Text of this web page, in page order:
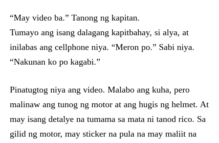
“May video ba.” Tanong ng kapitan.
Tumayo ang isang dalagang kapitbahay, si alya, at
inilabas ang cellphone niya. “Meron po.” Sabi niya.
“Nakunan ko po kagabi.”
Pinatugtog niya ang video. Malabo ang kuha, pero
malinaw ang tunog ng motor at ang hugis ng helmet. At
may isang detalye na tumama sa mata ni tanod rico. Sa
gilid ng motor, may sticker na pula na may maliit na